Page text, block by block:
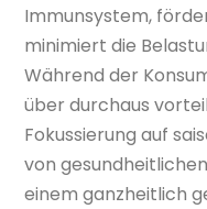
Immunsystem,
minimiert die
Während der
über durchaus
Fokussierung auf
von
einem ganzheitlich